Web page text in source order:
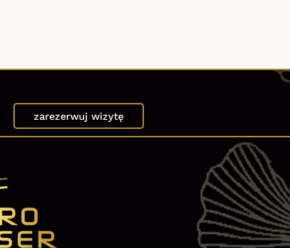
zarezerwuj wizytę